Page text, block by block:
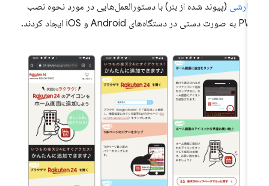
(پیوند شده از بنر) با دستورالعمل‌هایی در مورد نحوه نصب